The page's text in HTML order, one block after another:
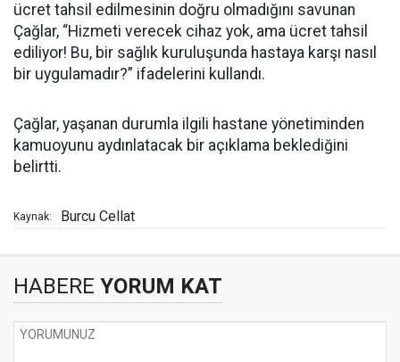
ücret tahsil edilmesinin doğru olmadığını savunan
Çağlar, “Hizmeti verecek cihaz yok, ama ücret tahsil
ediliyor! Bu, bir sağlık kuruluşunda hastaya karşı nasıl
bir uygulamadır?” ifadelerini kullandı.
Çağlar, yaşanan durumla ilgili hastane yönetiminden
kamuoyunu aydınlatacak bir açıklama beklediğini
belirtti.
Kaynak: Burcu Cellat
HABERE YORUM KAT